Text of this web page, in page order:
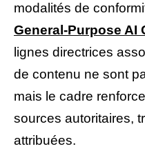
modalités de
General-Purpose AI
lignes directrices
de contenu ne sont
mais le cadre
sources autoritaires,
attribuées.